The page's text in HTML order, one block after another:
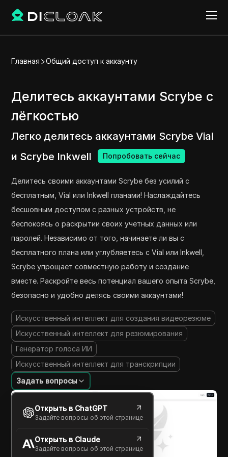
Главная Общий доступ к аккаунту
Делитесь аккаунтами Scrybe с
лёгкостью
Легко делитесь аккаунтами Scrybe Vial
и Scrybe Inkwell
Попробовать сейчас
Делитесь своими аккаунтами Scrybe без усилий с
бесплатным, Vial или Inkwell планами! Наслаждайтесь
бесшовным доступом с разных устройств, не
беспокоясь о раскрытии своих учетных данных или
паролей. Независимо от того, начинаете ли вы с
бесплатного плана или углубляетесь с Vial или Inkwell,
Scrybe упрощает совместную работу и создание
вместе. Раскройте весь потенциал вашего опыта Scrybe,
безопасно и удобно делясь своими аккаунтами!
Искусственный интеллект для создания видеорезюме
Искусственный интеллект для резюмирования
Генератор голоса ИИ
Искусственный интеллект для транскрипции
Задать вопросы
Открыть в ChatGPT
Задайте вопросы об этой странице
Открыть в Claude
Задайте вопросы об этой странице